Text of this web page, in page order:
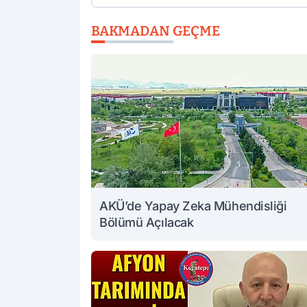
BAKMADAN GEÇME
AKÜ’de Yapay Zeka Mühendisliği
Bölümü Açılacak